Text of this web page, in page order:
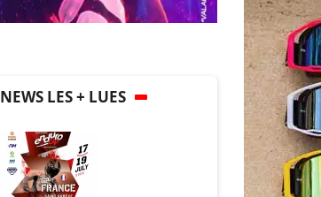
NEWS LES + LUES